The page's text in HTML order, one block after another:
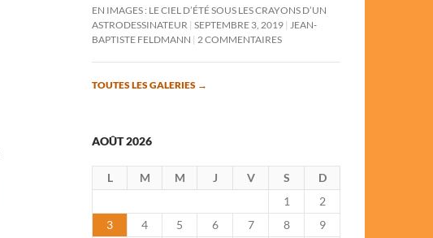
EN IMAGES : LE CIEL D’ÉTÉ SOUS LES CRAYONS D’UN
ASTRODESSINATEUR SEPTEMBRE 3, 2019
JEAN-
BAPTISTE FELDMANN
2 COMMENTAIRES
TOUTES LES GALERIES →
AOÛT 2026
L M M J V S
D
1
2
3
4 5 6 7 8
9